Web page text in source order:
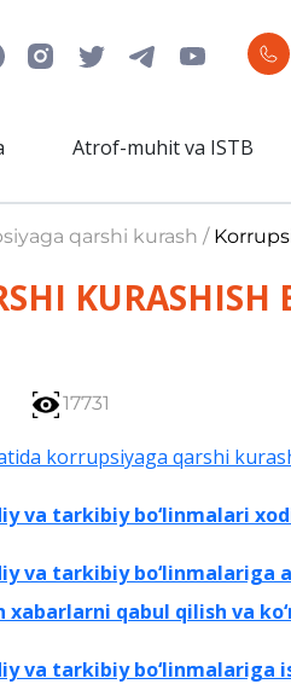
Atrof-muhit va ISTB
qarshi kurash /
KURASHISH
17731
korrupsiyaga qarshi
va tarkibiy bo‘linmalari
va tarkibiy bo‘linmalariga
xabarlarni qabul qilish va
va tarkibiy